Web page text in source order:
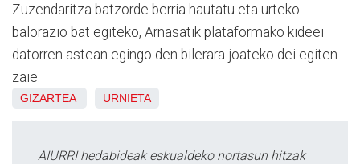
Zuzendaritza batzorde berria hautatu eta urteko
balorazio bat egiteko, Arnasatik plataformako kideei
datorren astean egingo den bilerara joateko dei egiten
zaie.
GIZARTEA URNIETA
AIURRI hedabideak eskualdeko nortasun hitzak